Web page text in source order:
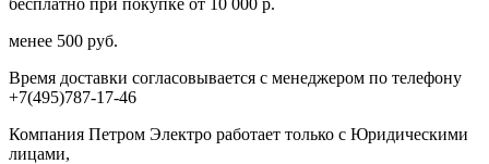
менее 500 руб.
Время доставки согласовывается с менеджером по телефону
+7(495)787-17-46
Компания Петром Электро работает только с Юридическими
лицами,